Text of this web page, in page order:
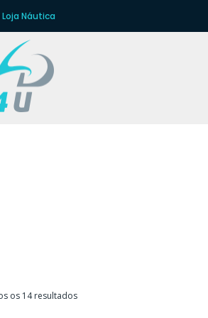
Náutica
os 14 resultadosOrdenado